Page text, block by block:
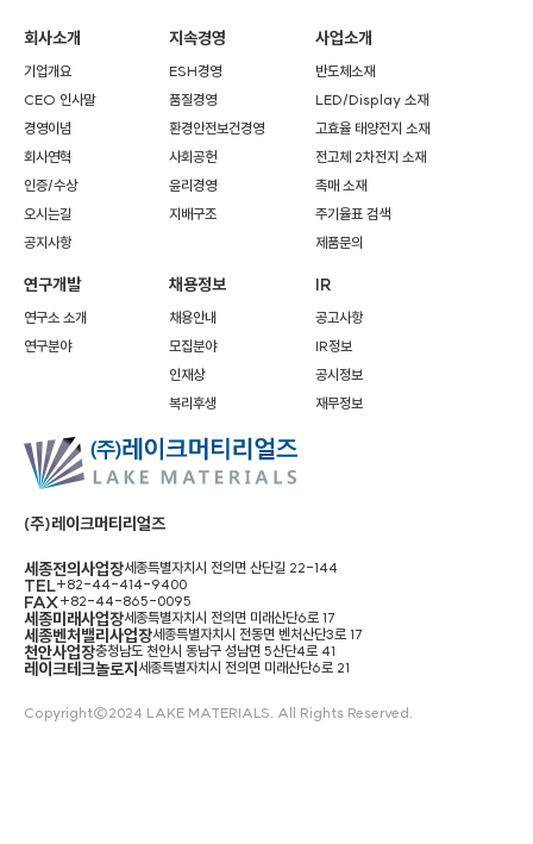
(주)레이크머티리얼즈
세종전의사업장세종특별자치시 전의면 산단길 22-144
TEL+82-44-414-9400
FAX+82-44-865-0095
세종미래사업장세종특별자치시 전의면 미래산단6로 17
세종벤처밸리사업장세종특별자치시 전동면 벤처산단3로 17
천안사업장충청남도 천안시 동남구 성남면 5산단4로 41
레이크테크놀로지세종특별자치시 전의면 미래산단6로 21
Copyright©2024 LAKE MATERIALS. All Rights Reserved.
회사소개
기업개요
CEO 인사말
경영이념
회사연혁
인증/수상
오시는길
공지사항
지속경영
ESH경영
품질경영
환경안전보건경영
사회공헌
윤리경영
지배구조
사업소개
반도체소재
LED/Display 소재
고효율 태양전지 소재
전고체 2차전지 소재
촉매 소재
주기율표 검색
제품문의
연구개발
연구소 소개
연구분야
채용정보
채용안내
모집분야
인재상
복리후생
IR
공고사항
IR정보
공시정보
재무정보